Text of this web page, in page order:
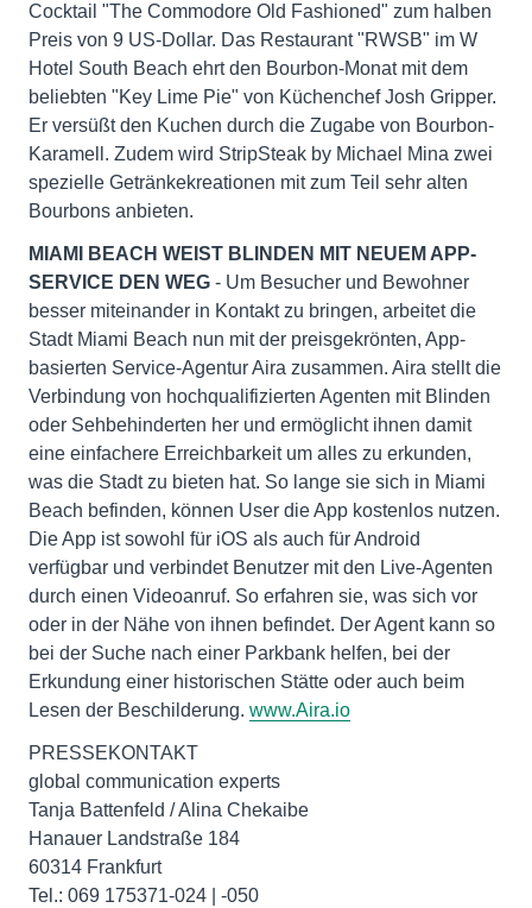
Cocktail "The Commodore Old Fashioned" zum halben
Preis von 9 US-Dollar. Das Restaurant "RWSB" im W
Hotel South Beach ehrt den Bourbon-Monat mit dem
beliebten "Key Lime Pie" von Küchenchef Josh Gripper.
Er versüßt den Kuchen durch die Zugabe von Bourbon-
Karamell. Zudem wird StripSteak by Michael Mina zwei
spezielle Getränkekreationen mit zum Teil sehr alten
Bourbons anbieten.
MIAMI BEACH WEIST BLINDEN MIT NEUEM APP-
SERVICE DEN WEG - Um Besucher und Bewohner
besser miteinander in Kontakt zu bringen, arbeitet die
Stadt Miami Beach nun mit der preisgekrönten, App-
basierten Service-Agentur Aira zusammen. Aira stellt die
Verbindung von hochqualifizierten Agenten mit Blinden
oder Sehbehinderten her und ermöglicht ihnen damit
eine einfachere Erreichbarkeit um alles zu erkunden,
was die Stadt zu bieten hat. So lange sie sich in Miami
Beach befinden, können User die App kostenlos nutzen.
Die App ist sowohl für iOS als auch für Android
verfügbar und verbindet Benutzer mit den Live-Agenten
durch einen Videoanruf. So erfahren sie, was sich vor
oder in der Nähe von ihnen befindet. Der Agent kann so
bei der Suche nach einer Parkbank helfen, bei der
Erkundung einer historischen Stätte oder auch beim
Lesen der Beschilderung. www.Aira.io
PRESSEKONTAKT
global communication experts
Tanja Battenfeld / Alina Chekaibe
Hanauer Landstraße 184
60314 Frankfurt
Tel.: 069 175371-024 | -050